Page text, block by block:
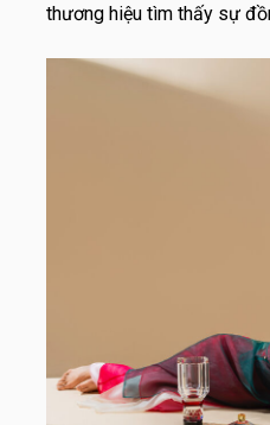
thương hiệu tìm thấy sự